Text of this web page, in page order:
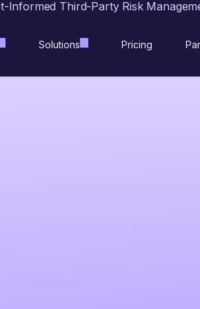
Informed Third-Party Risk
Solutions Pricing